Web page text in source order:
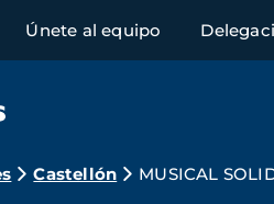
Únete al equipo
Castellón MUSICAL